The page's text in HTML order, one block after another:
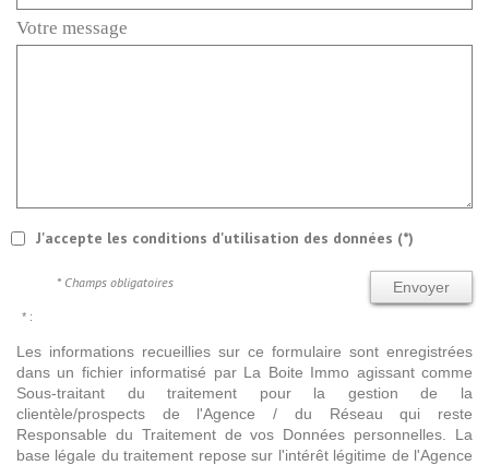
Votre message
J'accepte les conditions d'utilisation des données (*)
Envoyer
* Champs obligatoires
* :
Les informations recueillies sur ce formulaire sont enregistrées
dans un fichier informatisé par La Boite Immo agissant comme
Sous-traitant du traitement pour la gestion de la
clientèle/prospects de l'Agence / du Réseau qui reste
Responsable du Traitement de vos Données personnelles. La
base légale du traitement repose sur l'intérêt légitime de l'Agence